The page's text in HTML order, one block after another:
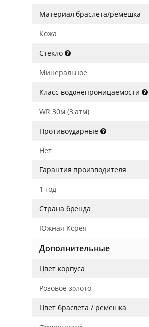
Материал браслета/ремешка
Кожа
Стекло
Минеральное
Класс водонепроницаемости
WR 30м (3 атм)
Противоударные
Нет
Гарантия производителя
1 год
Страна бренда
Южная Корея
Дополнительные
Цвет корпуса
Розовое золото
Цвет браслета / ремешка